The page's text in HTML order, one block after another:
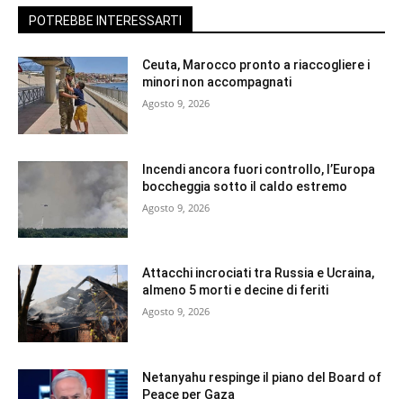
POTREBBE INTERESSARTI
Ceuta, Marocco pronto a riaccogliere i
minori non accompagnati
Agosto 9, 2026
Incendi ancora fuori controllo, l’Europa
boccheggia sotto il caldo estremo
Agosto 9, 2026
Attacchi incrociati tra Russia e Ucraina,
almeno 5 morti e decine di feriti
Agosto 9, 2026
Netanyahu respinge il piano del Board of
Peace per Gaza